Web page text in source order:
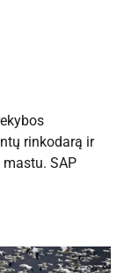
rinkodarą ir
SAP